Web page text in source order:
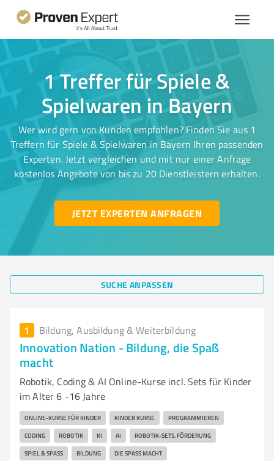
1 Treffer für Spiele &
Spielwaren in Bayern
Wer wird gern von Kunden empfohlen? Finden Sie aus 1
Treffern für Spiele & Spielwaren in Bayern Ihren passenden
Experten. Jetzt vergleichen und mit nur einer Anfrage
kostenlos Angebote von bis zu 20 Dienstleistern erhalten.
JETZT EXPERTEN ANFRAGEN
SUCHE ANPASSEN
1 Bildung, Ausbildung & Weiterbildung
Innovation Nation - Bildung, die Spaß
macht
Robotik, Coding & AI Online-Kurse incl. Sets für Kinder
im Alter 6 -16 Jahre
ONLINE-KURSE FÜR KINDER KINDER KURSE PROGRAMMIEREN
CODING ROBOTIK KI AI ROBOTIK-SETS. FÖRDERUNG
SPIEL & SPASS BILDUNG DIE SPASS MACHT